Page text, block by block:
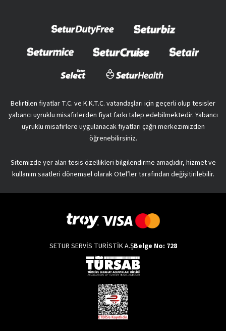
Belirtilen fiyatlar T.C. ve K.K.T.C. vatandaşları için geçerli olup tesisler
yabancı uyruklu misafirlerden fiyat farkı talep edebilmektedir. Yabancı
uyruklu misafirlere uygulanacak fiyatları çağrı merkezimizden
öğrenebilirsiniz.
Sitemizde yer alan tesis özellikleri bilgilendirme amaçlıdır, hizmet ve
kullanım saatleri dönemsel olarak Otel’ler tarafından değişitirilebilir.
SETUR SERVİS TURİSTİK A.ŞBelge No: 728